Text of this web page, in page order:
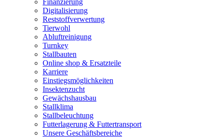
Finanzierung
Digitalisierung
Reststoffverwertung
Tierwohl
Abluftreinigung
Turnkey
Stallbauten
Online shop & Ersatzteile
Karriere
Einstiegsmöglichkeiten
Insektenzucht
Gewächshausbau
Stallklima
Stallbeleuchtung
Futterlagerung & Futtertransport
Unsere Geschäftsbereiche